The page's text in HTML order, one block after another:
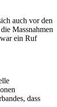
auch vor den
Massnahmen
ein Ruf
dass